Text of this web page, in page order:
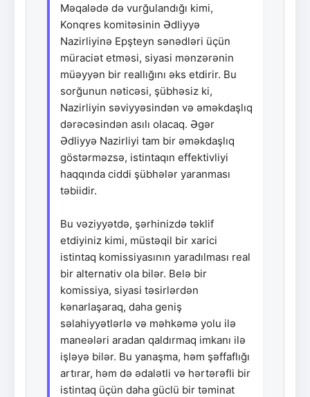
Məqalədə də vurğulandığı kimi,
Konqres komitəsinin Ədliyyə
Nazirliyinə Epşteyn sənədləri üçün
müraciət etməsi, siyasi mənzərənin
müəyyən bir reallığını əks etdirir. Bu
sorğunun nəticəsi, şübhəsiz ki,
Nazirliyin səviyyəsindən və əməkdaşlıq
dərəcəsindən asılı olacaq. Əgər
Ədliyyə Nazirliyi tam bir əməkdaşlıq
göstərməzsə, istintaqın effektivliyi
haqqında ciddi şübhələr yaranması
təbiidir.
Bu vəziyyətdə, şərhinizdə təklif
etdiyiniz kimi, müstəqil bir xarici
istintaq komissiyasının yaradılması real
bir alternativ ola bilər. Belə bir
komissiya, siyasi təsirlərdən
kənarlaşaraq, daha geniş
səlahiyyətlərlə və məhkəmə yolu ilə
maneələri aradan qaldırmaq imkanı ilə
işləyə bilər. Bu yanaşma, həm şəffaflığı
artırar, həm də ədalətli və hərtərəfli bir
istintaq üçün daha güclü bir təminat